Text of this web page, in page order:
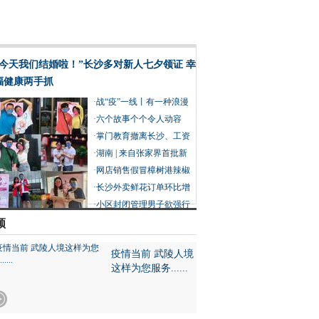
天我们结婚啦！”长沙多对新人七夕领证 幸
健康两手抓
·战“疫”一线丨有一种浪漫
叫并肩作战
·六个故事个个令人动容
在“疫”线过七夕也分外浪
漫
·掌门教育撤离长沙、工资
赔偿没着落 创始人建议员
工重新谋职
·湖南 | 来自张家界首批新
冠肺炎康复患者的感谢信
· 网店销售假冒樟树港辣椒
被判赔 产业协会：假的近
20万亩
·长沙外卖鲜花订单环比增
长15倍 外卖送礼成90后七
·小区封闭管理男子欲强行
疫情当前 武陵人境
这样为您服务......